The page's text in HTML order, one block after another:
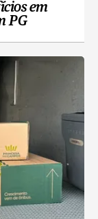
em
PG